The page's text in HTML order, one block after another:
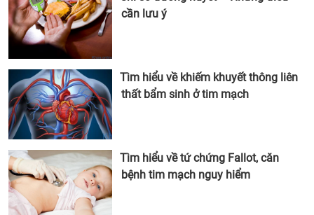
cần lưu ý
Tìm hiểu về khiếm khuyết thông liên
thất bẩm sinh ở tim mạch
Tìm hiểu về tứ chứng Fallot, căn
bệnh tim mạch nguy hiểm